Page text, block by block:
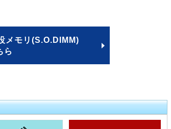
メモリ(S.O.DIMM)
ら